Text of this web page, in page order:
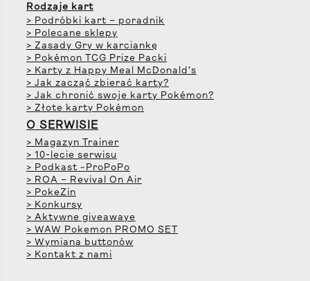
Rodzaje kart
> Podróbki kart – poradnik
> Polecane sklepy
> Zasady Gry w karciankę
> Pokémon TCG Prize Packi
> Karty z Happy Meal McDonald’s
> Jak zacząć zbierać karty?
> Jak chronić swoje karty Pokémon?
> Złote karty Pokémon
O SERWISIE
> Magazyn Trainer
> 10-lecie serwisu
> Podkast ~ProPoPo
> ROA – Revival On Air
> PokeZin
> Konkursy
> Aktywne giveawaye
> WAW Pokemon PROMO SET
> Wymiana buttonów
> Kontakt z nami